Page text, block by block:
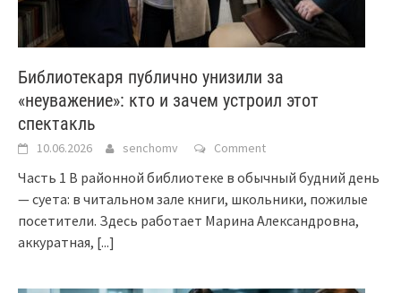
Библиотекаря публично унизили за
«неуважение»: кто и зачем устроил этот
спектакль
10.06.2026 senchomv Comment
Часть 1 В районной библиотеке в обычный будний день
— суета: в читальном зале книги, школьники, пожилые
посетители. Здесь работает Марина Александровна,
аккуратная, [...]